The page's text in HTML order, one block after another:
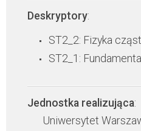
Deskryptory:
ST2_2: Fizyka
ST2_1:
Jednostka realizująca:
Uniwersytet